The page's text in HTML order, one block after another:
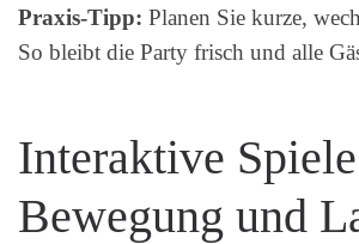
Praxis-Tipp: Planen Sie kurze,
So bleibt die Party frisch und alle
Interaktive
Bewegung und